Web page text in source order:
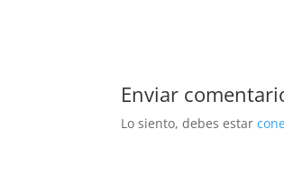
Enviar
Lo siento, debes estar